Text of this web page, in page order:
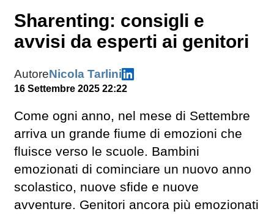
Sharenting: consigli e
avvisi da esperti ai genitori
AutoreNicola Tarlini
16 Settembre 2025 22:22
Come ogni anno, nel mese di Settembre
arriva un grande fiume di emozioni che
fluisce verso le scuole. Bambini
emozionati di cominciare un nuovo anno
scolastico, nuove sfide e nuove
avventure. Genitori ancora più emozionati